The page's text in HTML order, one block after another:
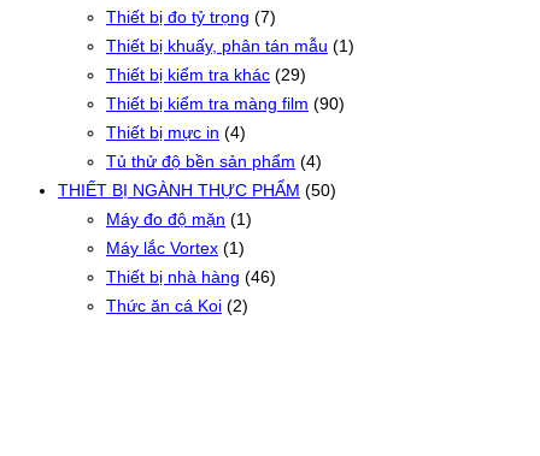
Thiết bị đo tỷ trọng (7)
Thiết bị khuấy, phân tán mẫu (1)
Thiết bị kiểm tra khác (29)
Thiết bị kiểm tra màng film (90)
Thiết bị mực in (4)
Tủ thử độ bền sản phẩm (4)
THIẾT BỊ NGÀNH THỰC PHẨM (50)
Máy đo độ mặn (1)
Máy lắc Vortex (1)
Thiết bị nhà hàng (46)
Thức ăn cá Koi (2)